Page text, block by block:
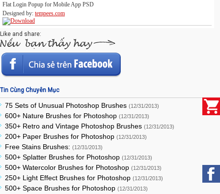
Flat Login Popup for Mobile App PSD
Designed by: tempees.com
Like and share:
Tin Cùng Chuyên Mục
75 Sets of Unusual Photoshop Brushes (12/31/2013)
600+ Nature Brushes for Photoshop (12/31/2013)
350+ Retro and Vintage Photoshop Brushes (12/31/2013)
200+ Paper Brushes for Photoshop (12/31/2013)
Free Stains Brushes: (12/31/2013)
500+ Splatter Brushes for Photoshop (12/31/2013)
500+ Watercolor Brushes for Photoshop (12/31/2013)
250+ Light Effect Brushes for Photoshop (12/31/2013)
500+ Space Brushes for Photoshop (12/31/2013)